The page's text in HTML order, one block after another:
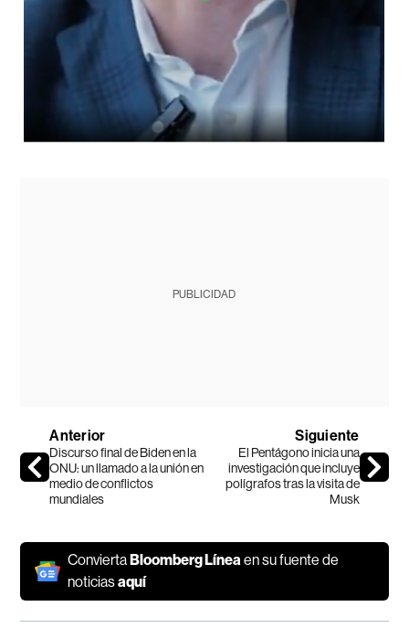
PUBLICIDAD
Anterior
Discurso final de Biden en la
ONU: un llamado a la unión en
medio de conflictos
mundiales
Siguiente
El Pentágono inicia una
investigación que incluye
polígrafos tras la visita de
Musk
ConviertaBloomberg Líneaen su fuente de
noticiasaquí